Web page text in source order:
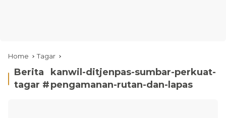
Home Tagar
Berita
tagar #
kanwil-ditjenpas-sumbar-perkuat-
pengamanan-rutan-dan-lapas